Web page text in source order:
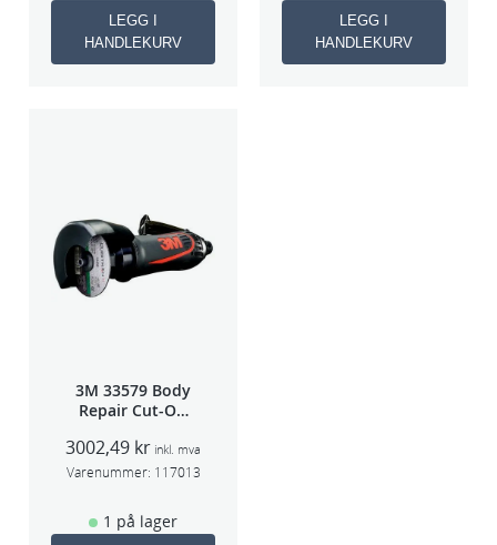
LEGG I
HANDLEKURV
LEGG I
HANDLEKURV
3M 33579 Body
Repair Cut-Off
75mm
3002,49 kr inkl. mva
Varenummer: 117013
1 på lager